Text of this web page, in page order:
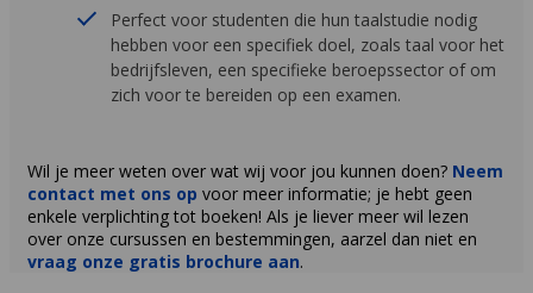
Perfect voor studenten die hun taalstudie nodig
hebben voor een specifiek doel, zoals taal voor het
bedrijfsleven, een specifieke beroepssector of om
zich voor te bereiden op een examen.
Wil je meer weten over wat wij voor jou kunnen doen? Neem
contact met ons op voor meer informatie; je hebt geen
enkele verplichting tot boeken! Als je liever meer wil lezen
over onze cursussen en bestemmingen, aarzel dan niet en
vraag onze gratis brochure aan.